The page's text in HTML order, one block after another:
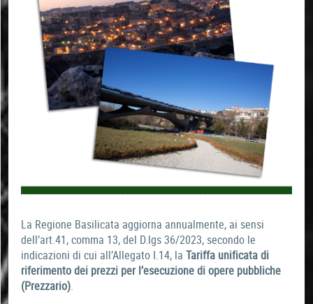
La Regione Basilicata aggiorna annualmente, ai sensi
dell’art.41, comma 13, del D.lgs 36/2023, secondo le
indicazioni di cui all’Allegato I.14, la Tariffa unificata di
riferimento dei prezzi per l’esecuzione di opere pubbliche
(Prezzario).